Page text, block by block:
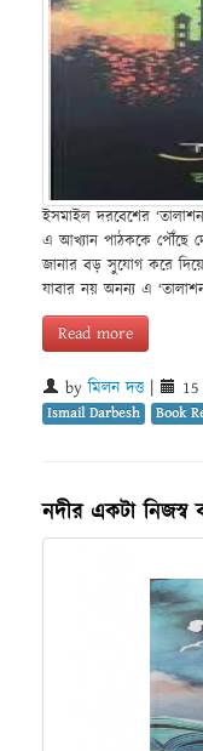
ইসমাইল দরবেশের
এ আখ্যান পাঠককে পৌঁছে
জানার বড় সুযোগ করে
যাবার নয় অনন্য এ
Read more
byমিলন দত্ত|
Ismail Darbesh
Book
নদীর একটা নিজস্ব